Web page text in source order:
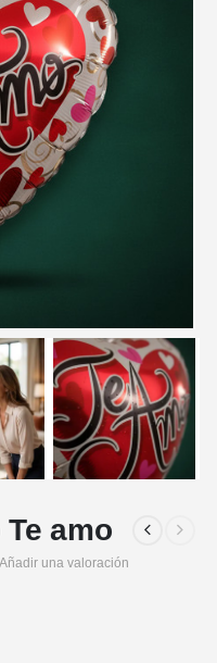
amo
Añadir una valoración